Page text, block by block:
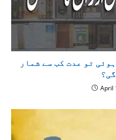
تو عدت کب سے شمار
April